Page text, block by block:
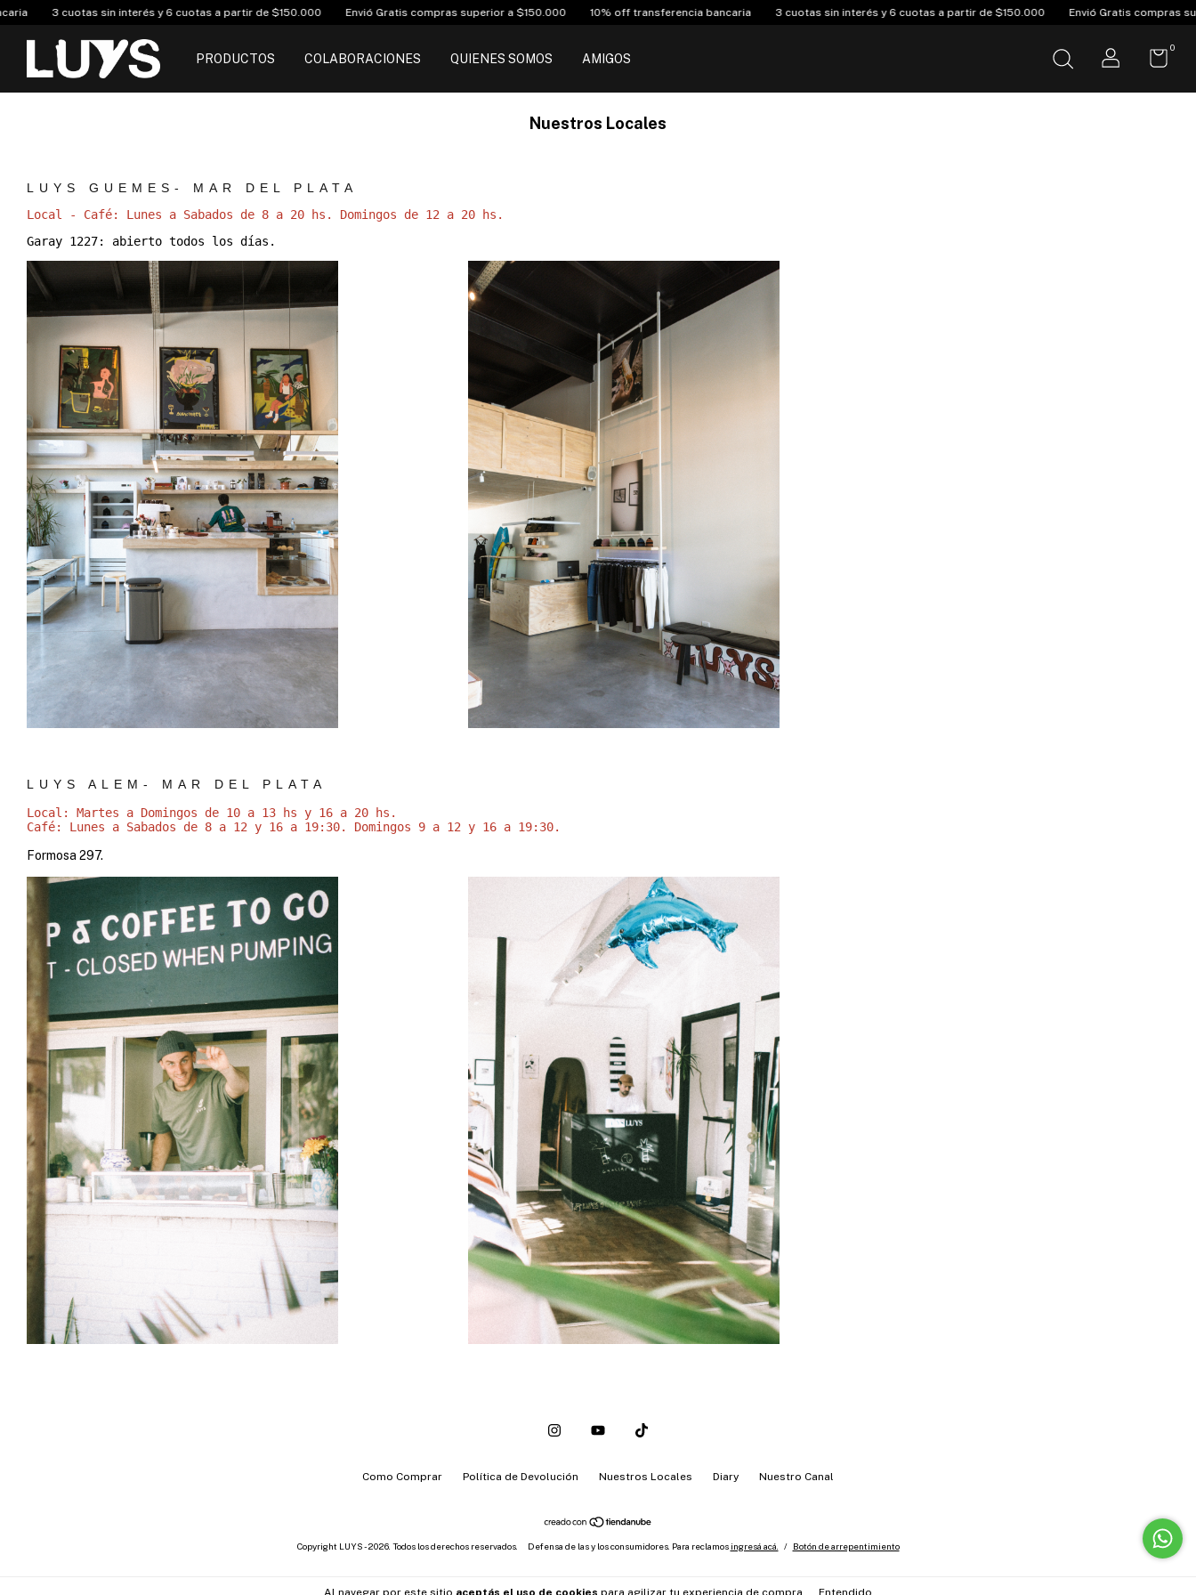
cuotas sin interés y 6 cuotas a partir de $150.000 Envió Gratis compras superior a $150.000 10% off transferencia bancaria 3 cuotas sin interés y 6 cuotas a partir de $150.000 Envió Gratis compras superior a
PRODUCTOS COLABORACIONES QUIENES SOMOS AMIGOS
0
Al navegar por este sitio aceptás el uso de cookies para agilizar tu experiencia de compra. Entendido
Nuestros Locales
LUYS GUEMES- MAR DEL PLATA
Local - Café: Lunes a Sabados de 8 a 20 hs. Domingos de 12 a 20 hs.
Garay 1227: abierto todos los días.
LUYS ALEM- MAR DEL PLATA
Local: Martes a Domingos de 10 a 13 hs y 16 a 20 hs.
Café: Lunes a Sabados de 8 a 12 y 16 a 19:30. Domingos 9 a 12 y 16 a 19:30.
Formosa 297.
Como Comprar Política de Devolución Nuestros Locales Diary Nuestro Canal
Copyright LUYS - 2026. Todos los derechos reservados. Defensa de las y los consumidores. Para reclamos ingresá acá. / Botón de arrepentimiento